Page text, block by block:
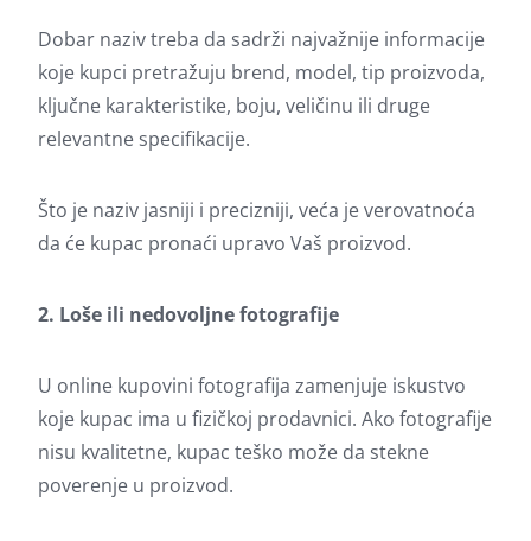
Dobar naziv treba da sadrži najvažnije informacije
koje kupci pretražuju brend, model, tip proizvoda,
ključne karakteristike, boju, veličinu ili druge
relevantne specifikacije.
Što je naziv jasniji i precizniji, veća je verovatnoća
da će kupac pronaći upravo Vaš proizvod.
2. Loše ili nedovoljne fotografije
U online kupovini fotografija zamenjuje iskustvo
koje kupac ima u fizičkoj prodavnici. Ako fotografije
nisu kvalitetne, kupac teško može da stekne
poverenje u proizvod.